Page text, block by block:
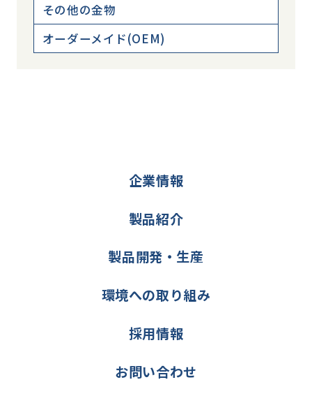
その他の金物
オーダーメイド(OEM)
企業情報
製品紹介
製品開発・生産
環境への取り組み
採用情報
お問い合わせ